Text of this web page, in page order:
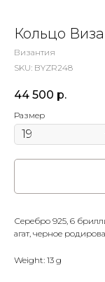
Кольцо
Византия
SKU: BYZR248
44 500 р.
Размер
Серебро 925, 6
агат, черное
Weight: 13 g